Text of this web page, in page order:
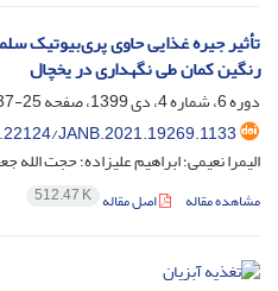
تأثیر جیره غذایی حاوی پری‌بیوتیک
رنگین کمان طی نگهداری در یخچال
دوره 6، شماره 4، دی 1399، صفحه
25-37
JANB.2021.19269.1133
الیمرا نعیمی؛ ابراهیم علیزاده؛ حجت
مشاهده مقاله اصل مقاله 512.47 K